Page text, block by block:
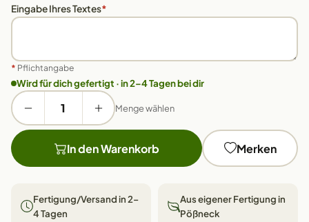
Eingabe Ihres Textes*
* Pflichtangabe
Wird für dich gefertigt · in 2–4 Tagen bei dir
Menge wählen
In den Warenkorb Merken
Fertigung/Versand in 2–
4 Tagen
Aus eigener Fertigung in
Pößneck